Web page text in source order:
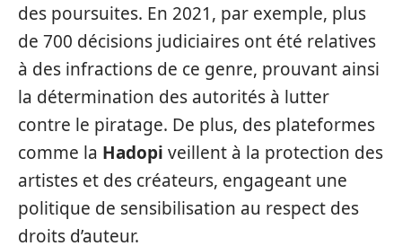
des poursuites. En 2021, par exemple, plus
de 700 décisions judiciaires ont été relatives
à des infractions de ce genre, prouvant ainsi
la détermination des autorités à lutter
contre le piratage. De plus, des plateformes
comme la Hadopi veillent à la protection des
artistes et des créateurs, engageant une
politique de sensibilisation au respect des
droits d’auteur.